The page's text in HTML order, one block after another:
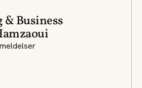
Business